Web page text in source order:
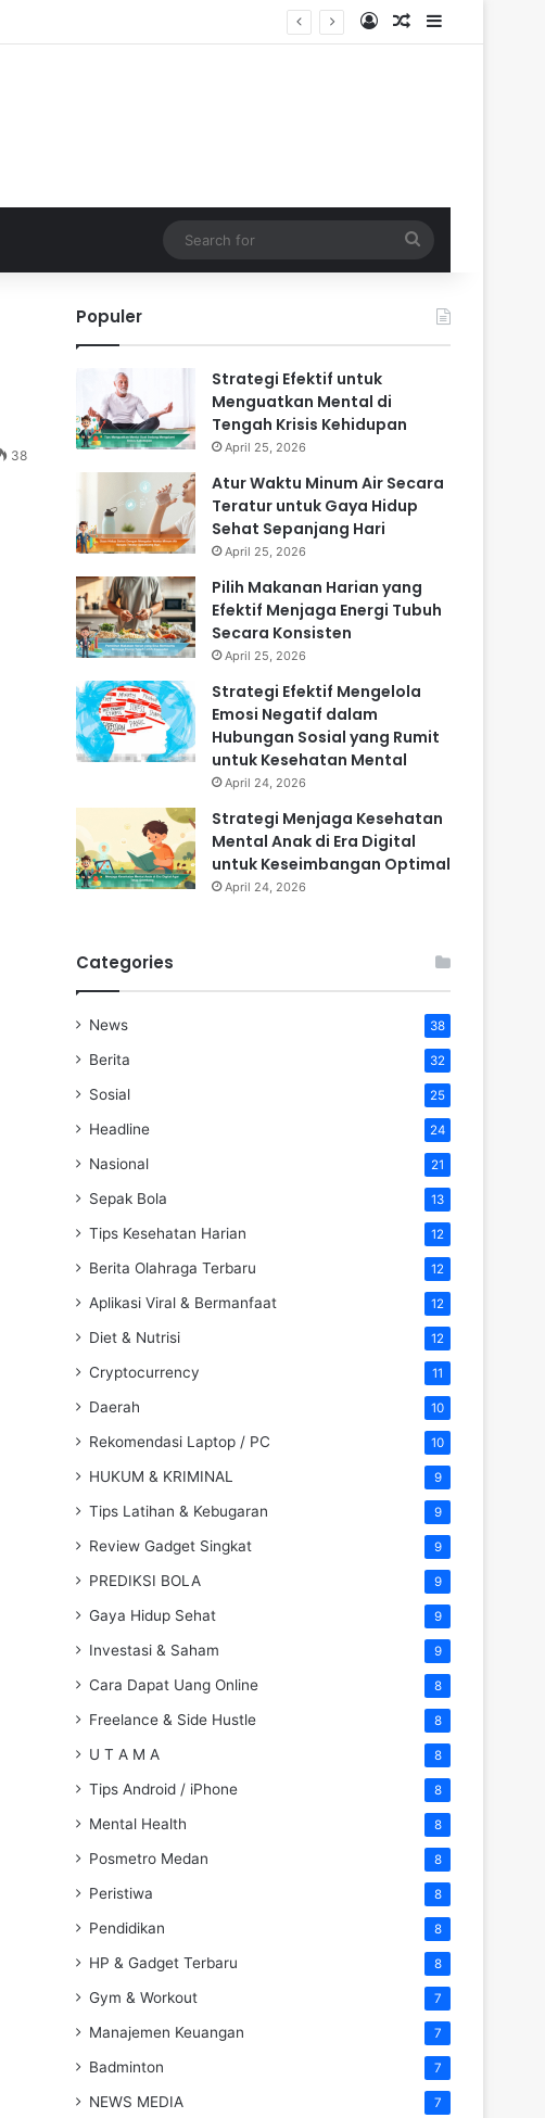
Log InRandom Article
Sidebar
for
38
Populer
Strategi Efektif untuk
Menguatkan Mental di
Tengah Krisis Kehidupan
April 25, 2026
Atur Waktu Minum Air Secara
Teratur untuk Gaya Hidup
Sehat Sepanjang Hari
April 25, 2026
Pilih Makanan Harian yang
Efektif Menjaga Energi Tubuh
Secara Konsisten
April 25, 2026
Strategi Efektif Mengelola
Emosi Negatif dalam
Hubungan Sosial yang Rumit
untuk Kesehatan Mental
April 24, 2026
Strategi Menjaga Kesehatan
Mental Anak di Era Digital
untuk Keseimbangan Optimal
April 24, 2026
Categories
News 38
Berita 32
Sosial 25
Headline 24
Nasional 21
Sepak Bola 13
Tips Kesehatan Harian 12
Berita Olahraga Terbaru 12
Aplikasi Viral & Bermanfaat 12
Diet & Nutrisi 12
Cryptocurrency 11
Daerah 10
Rekomendasi Laptop / PC 10
HUKUM & KRIMINAL 9
Tips Latihan & Kebugaran 9
Review Gadget Singkat 9
PREDIKSI BOLA 9
Gaya Hidup Sehat 9
Investasi & Saham 9
Cara Dapat Uang Online 8
Freelance & Side Hustle 8
U T A M A 8
Tips Android / iPhone 8
Mental Health 8
Posmetro Medan 8
Peristiwa 8
Pendidikan 8
HP & Gadget Terbaru 8
Gym & Workout 7
Manajemen Keuangan 7
Badminton 7
NEWS MEDIA 7